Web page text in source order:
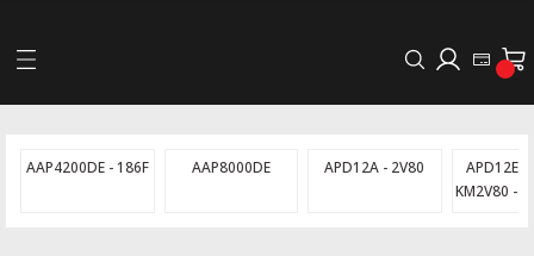
AAP4200DE - 186F AAP8000DE APD12A - 2V80
APD12E -
KM2V80 -